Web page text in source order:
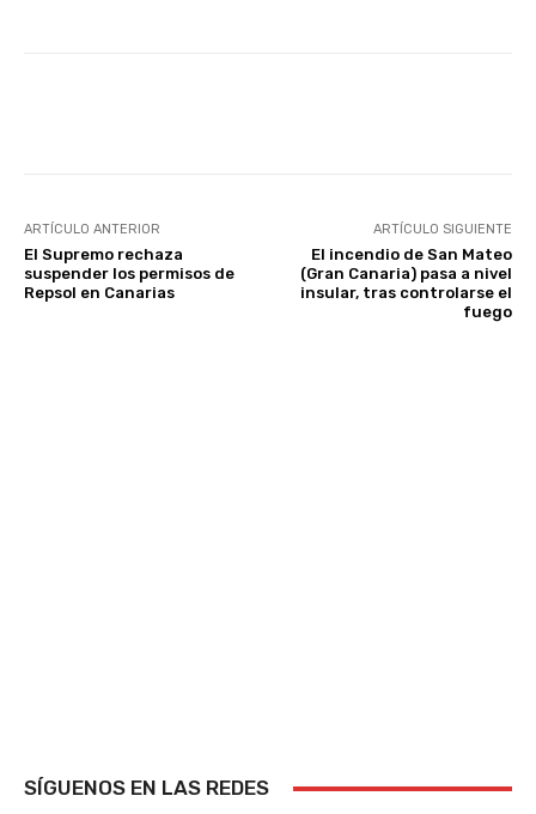
ARTÍCULO ANTERIOR
El Supremo rechaza
suspender los permisos de
Repsol en Canarias
ARTÍCULO SIGUIENTE
El incendio de San Mateo
(Gran Canaria) pasa a nivel
insular, tras controlarse el
fuego
SÍGUENOS EN LAS REDES